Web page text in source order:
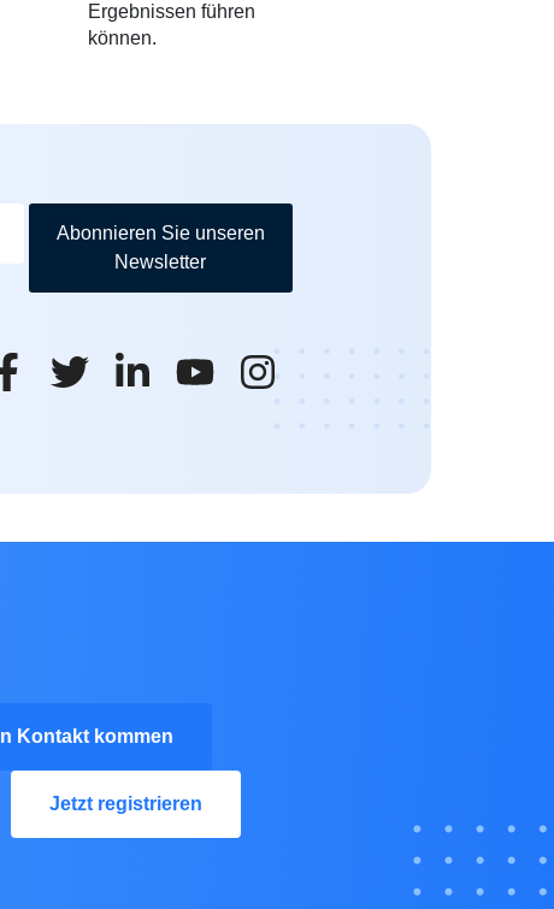
Ergebnissen führen
können.
Abonnieren Sie unseren
Newsletter
In Kontakt kommen
Jetzt registrieren